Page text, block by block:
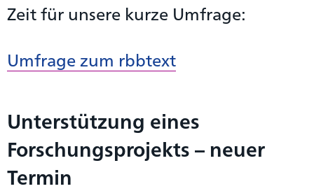
Zeit für unsere kurze Umfrage:
Umfrage zum rbbtext
Unterstützung eines
Forschungsprojekts – neuer
Termin